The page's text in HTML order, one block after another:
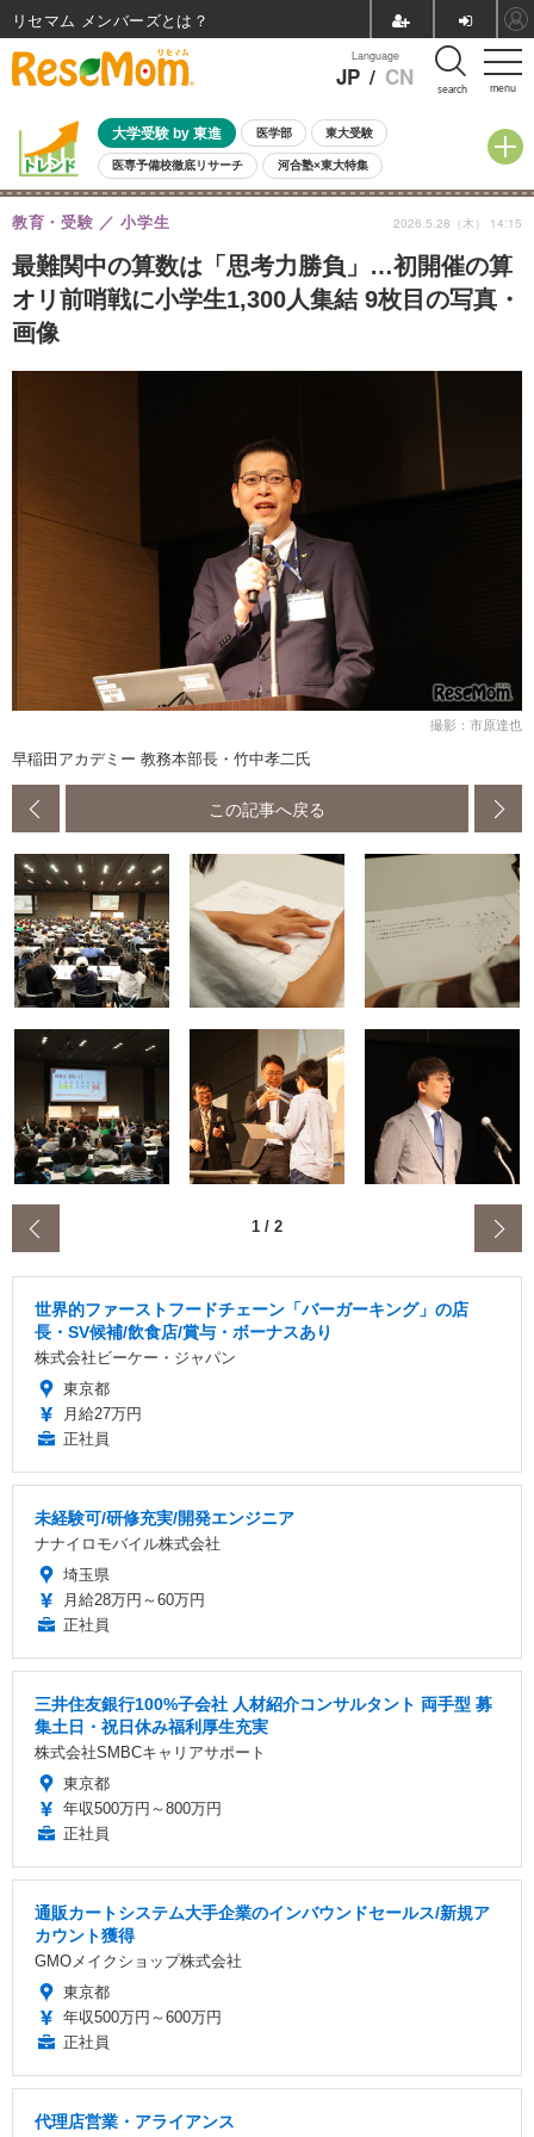
menu
Language
JP / CN search
大学受験 by 東進 医学部 東大受験
医専予備校徹底リサーチ 河合塾×東大特集
親子で考える大学選び 高校受験 中学受験 小学校受験
共通テスト 夏休み
8月開催イベント・WS 全国公立高校 過去問 人気記事
自由研究教材（小学生向け） 自由研究教材（中学生向け） ランキング
最難関中の算数は「思考力勝負」…初開催の算
オリ前哨戦に小学生1,300人集結 9枚目の写真・
画像
教育・受験 小学生 2026.5.28（木） 14:15
撮影：市原達也
早稲田アカデミー 教務本部長・竹中孝二氏
この記事へ戻る
1 / 2
世界的ファーストフードチェーン「バーガーキング」の店
長・SV候補/飲食店/賞与・ボーナスあり
株式会社ビーケー・ジャパン
東京都
月給27万円
正社員
未経験可/研修充実/開発エンジニア
ナナイロモバイル株式会社
埼玉県
月給28万円～60万円
正社員
三井住友銀行100%子会社 人材紹介コンサルタント 両手型 募
集土日・祝日休み福利厚生充実
株式会社SMBCキャリアサポート
東京都
年収500万円～800万円
正社員
通販カートシステム大手企業のインバウンドセールス/新規ア
カウント獲得
GMOメイクショップ株式会社
東京都
年収500万円～600万円
正社員
代理店営業・アライアンス
リセマム メンバーズ